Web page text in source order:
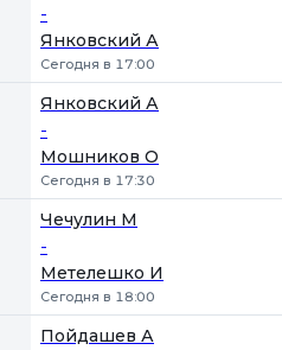
-
Янковский А
Сегодня в 17:00
Янковский А
-
Мошников О
Сегодня в 17:30
Чечулин М
-
Метелешко И
Сегодня в 18:00
Пойдашев А